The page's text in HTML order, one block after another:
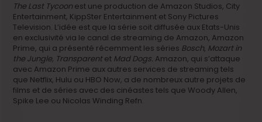
The Last Tycoon est une production de Amazon Studios, City
Entertainment, KippSter Entertainment et Sony Pictures
Television. L’idée est que la série soit diffusée aux Etats-Unis
en exclusivité via le canal de streaming de Amazon, Amazon
Prime, qui a présenté récemment les séries Bosch, Mozart in
the Jungle, Transparentet Mad Dogs. Amazon, qui s’attaque
avec Amazon Prime aux autres services de streaming tels
que Netflix, Hulu ou HBO Now, a de nombreux autre projets de
films et de séries avec des cinéastes tels que Woody Allen,
Spike Lee ou Nicolas Winding Refn.